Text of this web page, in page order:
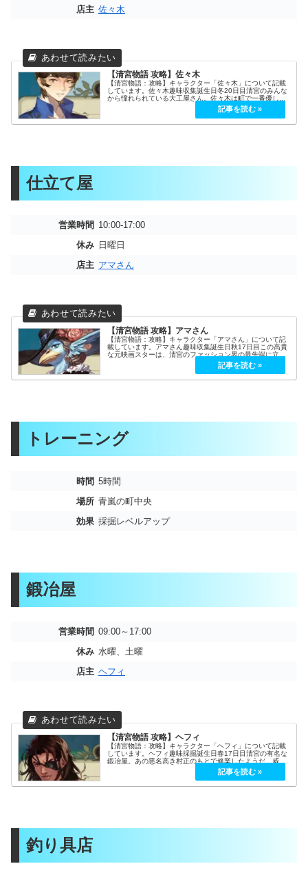
店主 佐々木
【清宮物語 攻略】佐々木
【清宮物語：攻略】キャラクター「佐々木」について記載
しています。佐々木趣味収集誕生日冬20日目清宮のみんな
から憧れられている大工屋さん。佐々木は町で一番優しい
妖怪と言っても過言でもない。常に全力を尽くして、つね
仕立て屋
営業時間 10:00-17:00
休み 日曜日
店主 アマさん
【清宮物語 攻略】アマさん
【清宮物語：攻略】キャラクター「アマさん」について記
載しています。アマさん趣味収集誕生日秋17日目この高貴
な元映画スターは、清宮のファッション界の最先端に立
つ。町のブティックを経営し、美しくて実用的な衣装と装
備を手作りで販売している。彼女は...
トレーニング
時間 5時間
場所 青嵐の町中央
効果 採掘レベルアップ
鍛冶屋
営業時間 09:00～17:00
休み 水曜、土曜
店主 ヘフィ
【清宮物語 攻略】ヘフィ
【清宮物語：攻略】キャラクター「ヘフィ」について記載
しています。ヘフィ趣味採掘誕生日春17日目清宮の有名な
鍛冶屋。あの悪名高き村正のもとで修業したようだ。威圧
的な見た目と雄牛の強大な力を持つのにも関わらず、優し
釣り具店